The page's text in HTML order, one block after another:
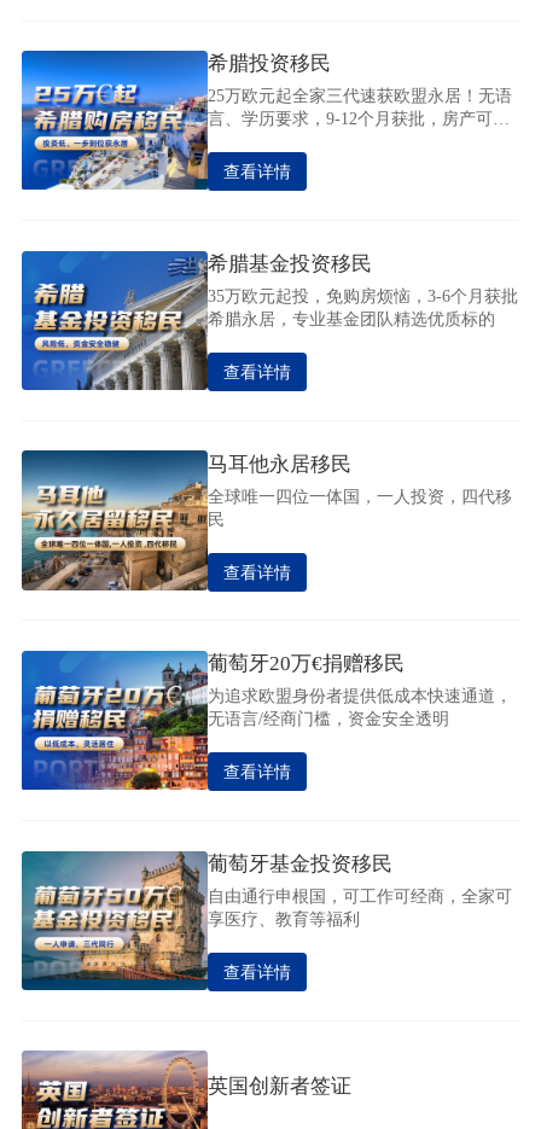
希腊投资移民
25万欧元起全家三代速获欧盟永居！无语
言、学历要求，9-12个月获批，房产可出
查看详情
希腊基金投资移民
35万欧元起投，免购房烦恼，3-6个月获批
希腊永居，专业基金团队精选优质标的
查看详情
马耳他永居移民
全球唯一四位一体国，一人投资，四代移
民
查看详情
葡萄牙20万€捐赠移民
为追求欧盟身份者提供低成本快速通道，
无语言/经商门槛，资金安全透明
查看详情
葡萄牙基金投资移民
自由通行申根国，可工作可经商，全家可
享医疗、教育等福利
查看详情
英国创新者签证